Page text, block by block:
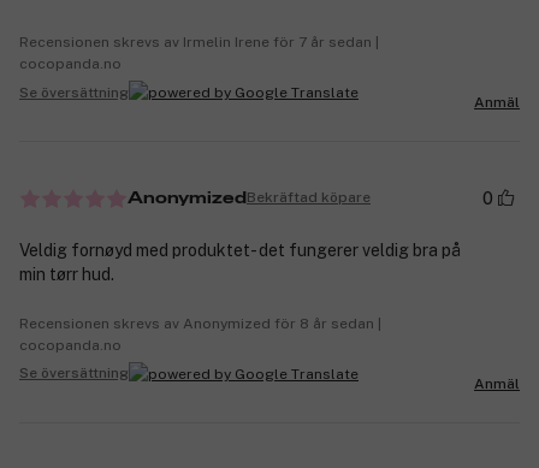
Recensionen skrevs av Irmelin Irene för 7 år sedan |
cocopanda.no
Se översättning
Anmäl
Anonymized Bekräftad köpare 0
Veldig fornøyd med produktet- det fungerer veldig bra på
min tørr hud.
Recensionen skrevs av Anonymized för 8 år sedan |
cocopanda.no
Se översättning
Anmäl